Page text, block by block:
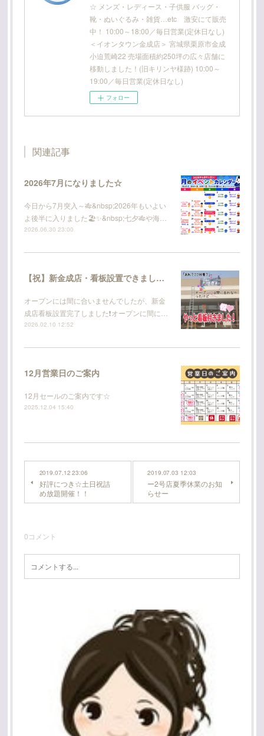
☆ メンズ・レディース・子供服 バッグ・
靴・ぬいぐるみ・雑貨…etc 激安にて販売
中！ 10:00～18:00／毎日営業(定休日なし)
＜イオンタウン金成店＞ 宮城県栗原市金成
小迫荒崎22 売場面積約250坪の広々店舗に
移動しました！(旧キリンヤ様跡) 10:00～
19:00／毎日営業(定休日なし)
フォロー
関連記事
2026年7月になりました☆
今日から7月突入～🎋&nbsp;2026年もいよい
よ後半に入りました🏖️✨&nbsp;七夕🎋や海…
2026.06.30 23:00
【祝】新金成店・看板設置できました！
オープンには間に合いませんでしたが、新金
成店看板設置完了しました❗オープンに間に…
2026.02.10 12:52
12月営業日のご案内
12月セールのご案内です☆
2025.12.04 15:40
2019.07.12 23:06
好評につき☆土日祝詰
め放題開催！！
2019.07.03 12:03
ー2号店夏季休業のお知
らせー
0コメント